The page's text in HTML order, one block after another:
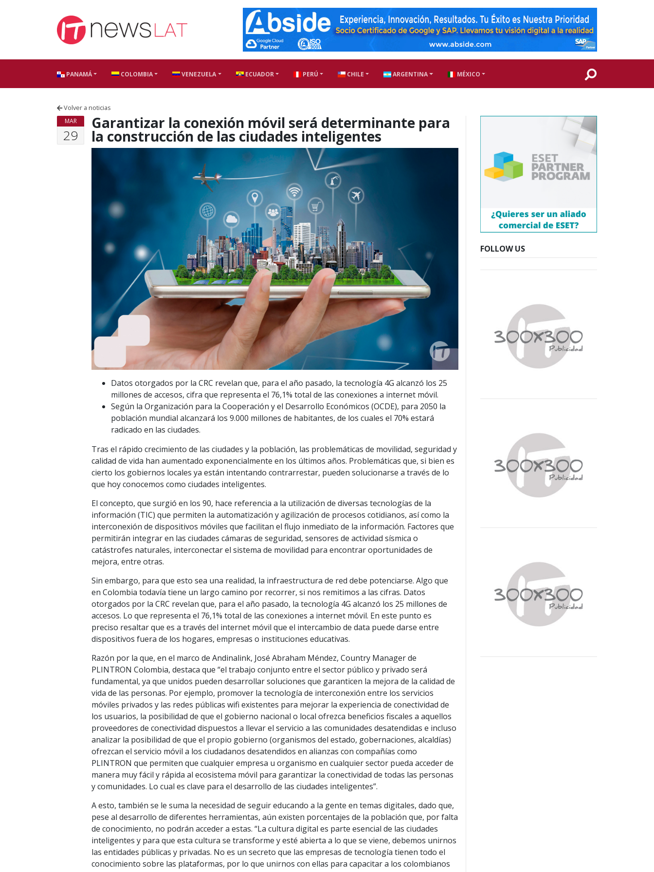
PANAMÁ COLOMBIA VENEZUELA ECUADOR PERÚ CHILE ARGENTINA MÉXICO
Volver a noticias
MAR
29
Garantizar la conexión móvil será determinante para
la construcción de las ciudades inteligentes
Datos otorgados por la CRC revelan que, para el año pasado, la tecnología 4G alcanzó los 25
millones de accesos, cifra que representa el 76,1% total de las conexiones a internet móvil.
Según la Organización para la Cooperación y el Desarrollo Económicos (OCDE), para 2050 la
población mundial alcanzará los 9.000 millones de habitantes, de los cuales el 70% estará
radicado en las ciudades.
Tras el rápido crecimiento de las ciudades y la población, las problemáticas de movilidad, seguridad y
calidad de vida han aumentado exponencialmente en los últimos años. Problemáticas que, si bien es
cierto los gobiernos locales ya están intentando contrarrestar, pueden solucionarse a través de lo
que hoy conocemos como ciudades inteligentes.
El concepto, que surgió en los 90, hace referencia a la utilización de diversas tecnologías de la
información (TIC) que permiten la automatización y agilización de procesos cotidianos, así como la
interconexión de dispositivos móviles que facilitan el flujo inmediato de la información. Factores que
permitirán integrar en las ciudades cámaras de seguridad, sensores de actividad sísmica o
catástrofes naturales, interconectar el sistema de movilidad para encontrar oportunidades de
mejora, entre otras.
Sin embargo, para que esto sea una realidad, la infraestructura de red debe potenciarse. Algo que
en Colombia todavía tiene un largo camino por recorrer, si nos remitimos a las cifras. Datos
otorgados por la CRC revelan que, para el año pasado, la tecnología 4G alcanzó los 25 millones de
accesos. Lo que representa el 76,1% total de las conexiones a internet móvil. En este punto es
preciso resaltar que es a través del internet móvil que el intercambio de data puede darse entre
dispositivos fuera de los hogares, empresas o instituciones educativas.
Razón por la que, en el marco de Andinalink, José Abraham Méndez, Country Manager de
PLINTRON Colombia, destaca que “el trabajo conjunto entre el sector público y privado será
fundamental, ya que unidos pueden desarrollar soluciones que garanticen la mejora de la calidad de
vida de las personas. Por ejemplo, promover la tecnología de interconexión entre los servicios
móviles privados y las redes públicas wifi existentes para mejorar la experiencia de conectividad de
los usuarios, la posibilidad de que el gobierno nacional o local ofrezca beneficios fiscales a aquellos
proveedores de conectividad dispuestos a llevar el servicio a las comunidades desatendidas e incluso
analizar la posibilidad de que el propio gobierno (organismos del estado, gobernaciones, alcaldías)
ofrezcan el servicio móvil a los ciudadanos desatendidos en alianzas con compañías como
PLINTRON que permiten que cualquier empresa u organismo en cualquier sector pueda acceder de
manera muy fácil y rápida al ecosistema móvil para garantizar la conectividad de todas las personas
y comunidades. Lo cual es clave para el desarrollo de las ciudades inteligentes”.
A esto, también se le suma la necesidad de seguir educando a la gente en temas digitales, dado que,
pese al desarrollo de diferentes herramientas, aún existen porcentajes de la población que, por falta
de conocimiento, no podrán acceder a estas. “La cultura digital es parte esencial de las ciudades
inteligentes y para que esta cultura se transforme y esté abierta a lo que se viene, debemos unirnos
las entidades públicas y privadas. No es un secreto que las empresas de tecnología tienen todo el
conocimiento sobre las plataformas, por lo que unirnos con ellas para capacitar a los colombianos
FOLLOW US